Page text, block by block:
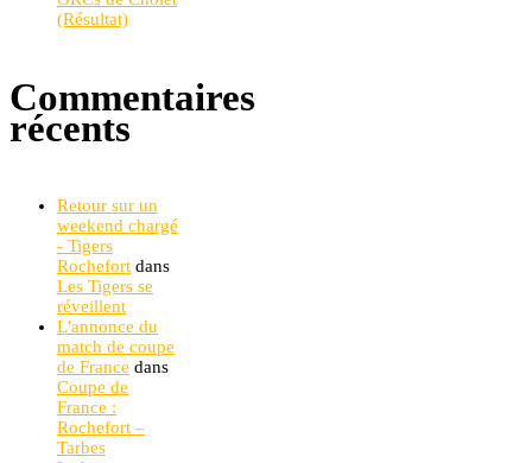
(Résultat)
Commentaires
récents
Retour sur un
weekend chargé
- Tigers
Rochefort dans
Les Tigers se
réveillent
L'annonce du
match de coupe
de France dans
Coupe de
France :
Rochefort –
Tarbes